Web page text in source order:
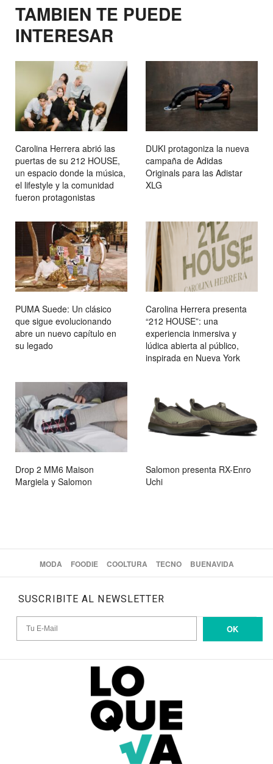
TAMBIEN TE PUEDE
INTERESAR
Carolina Herrera abrió las
puertas de su 212 HOUSE,
un espacio donde la música,
el lifestyle y la comunidad
fueron protagonistas
DUKI protagoniza la nueva
campaña de Adidas
Originals para las Adistar
XLG
PUMA Suede: Un clásico
que sigue evolucionando
abre un nuevo capítulo en
su legado
Carolina Herrera presenta
“212 HOUSE”: una
experiencia inmersiva y
lúdica abierta al público,
inspirada en Nueva York
Drop 2 MM6 Maison
Margiela y Salomon
Salomon presenta RX-Enro
Uchi
MODA FOODIE COOLTURA TECNO BUENAVIDA
SUSCRIBITE AL NEWSLETTER
OK